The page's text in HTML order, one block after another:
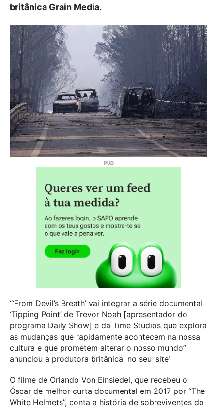
britânica Grain Media.
“‘From Devil’s Breath’ vai integrar a série documental
‘Tipping Point’ de Trevor Noah [apresentador do
programa Daily Show] e da Time Studios que explora
as mudanças que rapidamente acontecem na nossa
cultura e que prometem alterar o nosso mundo”,
anunciou a produtora britânica, no seu ‘site’.
O filme de Orlando Von Einsiedel, que recebeu o
Óscar de melhor curta documental em 2017 por “The
White Helmets”, conta a história de sobreviventes do